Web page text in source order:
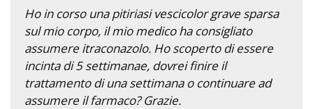
Ho in corso una pitiriasi vescicolor grave sparsa
sul mio corpo, il mio medico ha consigliato
assumere itraconazolo. Ho scoperto di essere
incinta di 5 settimanae, dovrei finire il
trattamento di una settimana o continuare ad
assumere il farmaco? Grazie.